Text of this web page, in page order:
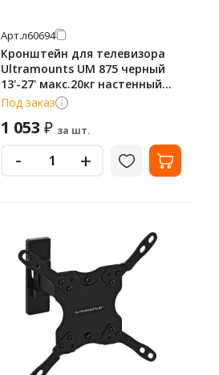
Арт.л60694
Кронштейн для телевизора
Ultramounts UM 875 черный
13'-27' макс.20кг настенный
поворот и наклон
Под заказ
1 053 ₽ за шт.
- +